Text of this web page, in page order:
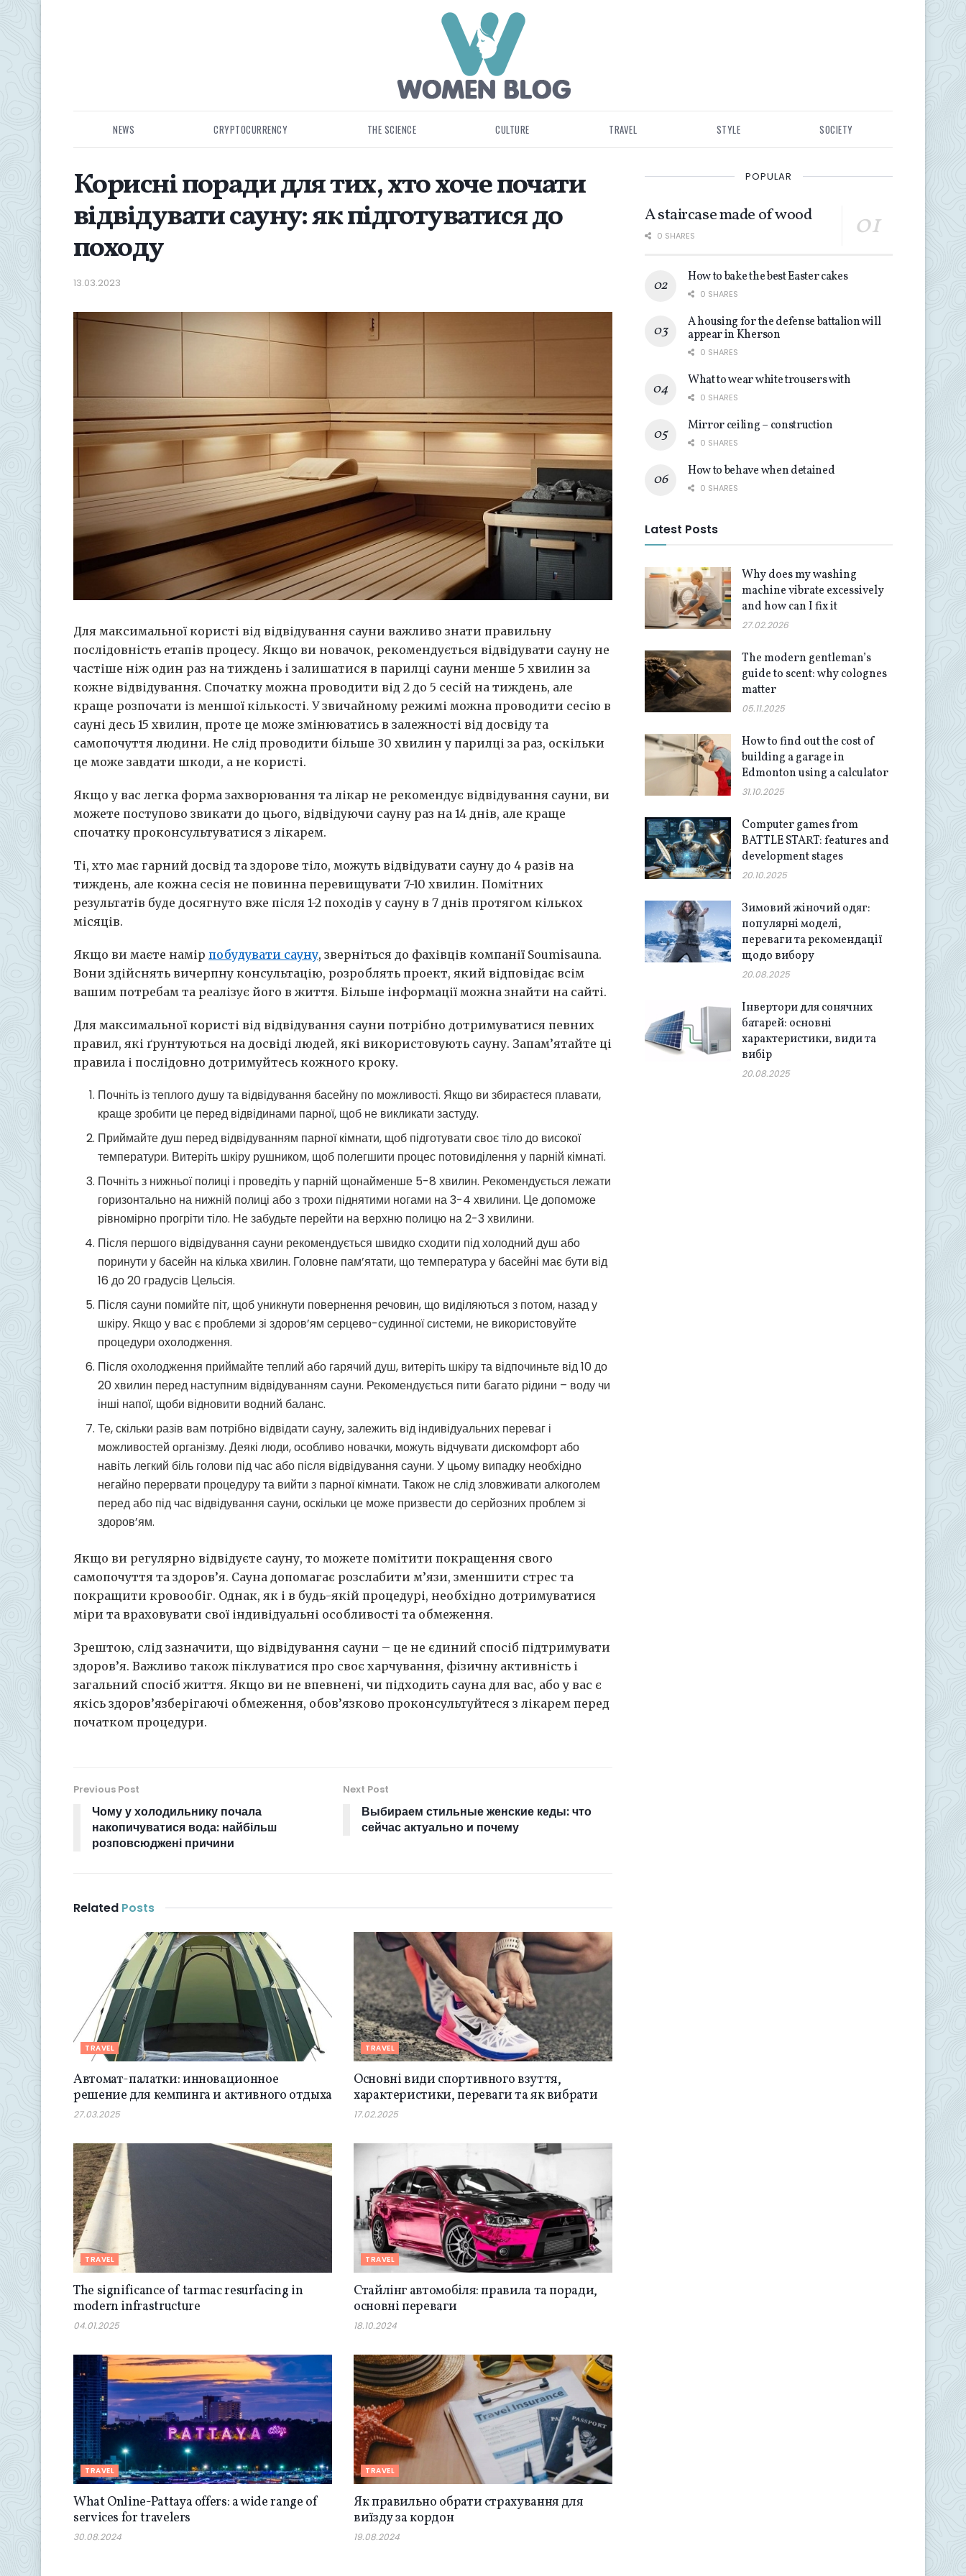
NEWS CRYPTOCURRENCY THE SCIENCE CULTURE TRAVEL STYLE SOCIETY
Корисні поради для тих, хто хоче почати
відвідувати сауну: як підготуватися до
походу
13.03.2023
Для максимальної користі від відвідування сауни важливо знати правильну
послідовність етапів процесу. Якщо ви новачок, рекомендується відвідувати сауну не
частіше ніж один раз на тиждень і залишатися в парилці сауни менше 5 хвилин за
кожне відвідування. Спочатку можна проводити від 2 до 5 сесій на тиждень, але
краще розпочати із меншої кількості. У звичайному режимі можна проводити сесію в
сауні десь 15 хвилин, проте це може змінюватись в залежності від досвіду та
самопочуття людини. Не слід проводити більше 30 хвилин у парилці за раз, оскільки
це може завдати шкоди, а не користі.
Якщо у вас легка форма захворювання та лікар не рекомендує відвідування сауни, ви
можете поступово звикати до цього, відвідуючи сауну раз на 14 днів, але краще
спочатку проконсультуватися з лікарем.
Ті, хто має гарний досвід та здорове тіло, можуть відвідувати сауну до 4 разів на
тиждень, але кожна сесія не повинна перевищувати 7-10 хвилин. Помітних
результатів буде досягнуто вже після 1-2 походів у сауну в 7 днів протягом кількох
місяців.
Якщо ви маєте намір побудувати сауну, зверніться до фахівців компанії Soumisauna.
Вони здійснять вичерпну консультацію, розроблять проект, який відповідає всім
вашим потребам та реалізує його в життя. Більше інформації можна знайти на сайті.
Для максимальної користі від відвідування сауни потрібно дотримуватися певних
правил, які ґрунтуються на досвіді людей, які використовують сауну. Запам’ятайте ці
правила і послідовно дотримуйтесь кожного кроку.
Почніть із теплого душу та відвідування басейну по можливості. Якщо ви збираєтеся плавати,
краще зробити це перед відвідинами парної, щоб не викликати застуду.
Приймайте душ перед відвідуванням парної кімнати, щоб підготувати своє тіло до високої
температури. Витеріть шкіру рушником, щоб полегшити процес потовиділення у парній кімнаті.
Почніть з нижньої полиці і проведіть у парній щонайменше 5-8 хвилин. Рекомендується лежати
горизонтально на нижній полиці або з трохи піднятими ногами на 3-4 хвилини. Це допоможе
рівномірно прогріти тіло. Не забудьте перейти на верхню полицю на 2-3 хвилини.
Після першого відвідування сауни рекомендується швидко сходити під холодний душ або
поринути у басейн на кілька хвилин. Головне пам’ятати, що температура у басейні має бути від
16 до 20 градусів Цельсія.
Після сауни помийте піт, щоб уникнути повернення речовин, що виділяються з потом, назад у
шкіру. Якщо у вас є проблеми зі здоров’ям серцево-судинної системи, не використовуйте
процедури охолодження.
Після охолодження приймайте теплий або гарячий душ, витеріть шкіру та відпочиньте від 10 до
20 хвилин перед наступним відвідуванням сауни. Рекомендується пити багато рідини – воду чи
інші напої, щоби відновити водний баланс.
Те, скільки разів вам потрібно відвідати сауну, залежить від індивідуальних переваг і
можливостей організму. Деякі люди, особливо новачки, можуть відчувати дискомфорт або
навіть легкий біль голови під час або після відвідування сауни. У цьому випадку необхідно
негайно перервати процедуру та вийти з парної кімнати. Також не слід зловживати алкоголем
перед або під час відвідування сауни, оскільки це може призвести до серйозних проблем зі
здоров’ям.
Якщо ви регулярно відвідуєте сауну, то можете помітити покращення свого
самопочуття та здоров’я. Сауна допомагає розслабити м’язи, зменшити стрес та
покращити кровообіг. Однак, як і в будь-якій процедурі, необхідно дотримуватися
міри та враховувати свої індивідуальні особливості та обмеження.
Зрештою, слід зазначити, що відвідування сауни – це не єдиний спосіб підтримувати
здоров’я. Важливо також піклуватися про своє харчування, фізичну активність і
загальний спосіб життя. Якщо ви не впевнені, чи підходить сауна для вас, або у вас є
якісь здоров’язберігаючі обмеження, обов’язково проконсультуйтеся з лікарем перед
початком процедури.
Previous Post
Чому у холодильнику почала
накопичуватися вода: найбільш
розповсюджені причини
Next Post
Выбираем стильные женские кеды: что
сейчас актуально и почему
Related Posts
TRAVEL
Автомат-палатки: инновационное
решение для кемпинга и активного отдыха
27.03.2025
TRAVEL
Основні види спортивного взуття,
характеристики, переваги та як вибрати
17.02.2025
TRAVEL
The significance of tarmac resurfacing in
modern infrastructure
04.01.2025
TRAVEL
Стайлінг автомобіля: правила та поради,
основні переваги
18.10.2024
TRAVEL
What Online-Pattaya offers: a wide range of
services for travelers
30.08.2024
TRAVEL
Як правильно обрати страхування для
виїзду за кордон
19.08.2024
POPULAR
A staircase made of wood
0 SHARES
How to bake the best Easter cakes
0 SHARES
A housing for the defense battalion will
appear in Kherson
0 SHARES
What to wear white trousers with
0 SHARES
Mirror ceiling – construction
0 SHARES
How to behave when detained
0 SHARES
Latest Posts
Why does my washing
machine vibrate excessively
and how can I fix it
27.02.2026
The modern gentleman’s
guide to scent: why colognes
matter
05.11.2025
How to find out the cost of
building a garage in
Edmonton using a calculator
31.10.2025
Computer games from
BATTLE START: features and
development stages
20.10.2025
Зимовий жіночий одяг:
популярні моделі,
переваги та рекомендації
щодо вибору
20.08.2025
Інвертори для сонячних
батарей: основні
характеристики, види та
вибір
20.08.2025